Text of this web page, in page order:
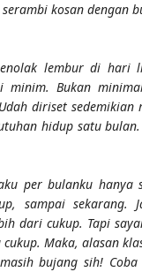
kosan dengan
lembur di hari
minim. Bukan
diriset sedemikian
hidup satu
per bulanku hanya
sampai sekarang.
dari cukup. Tapi
Maka, alasan
bujang sih! Coba